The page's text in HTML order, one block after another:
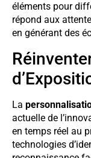
éléments pour
répond aux
en générant des
La
actuelle de
en temps réel au
technologies